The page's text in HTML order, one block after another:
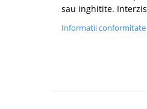
sau inghitite.
Informatii